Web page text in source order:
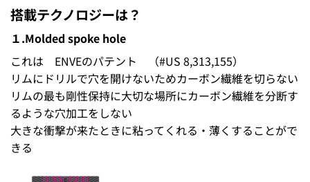
搭載テクノロジーは？
１.Molded spoke hole
これは ENVEのパテント （#US 8,313,155）
リムにドリルで穴を開けないためカーボン繊維を切らない
リムの最も剛性保持に大切な場所にカーボン繊維を分断す
るような穴加工をしない
大きな衝撃が来たときに粘ってくれる・薄くすることがで
きる